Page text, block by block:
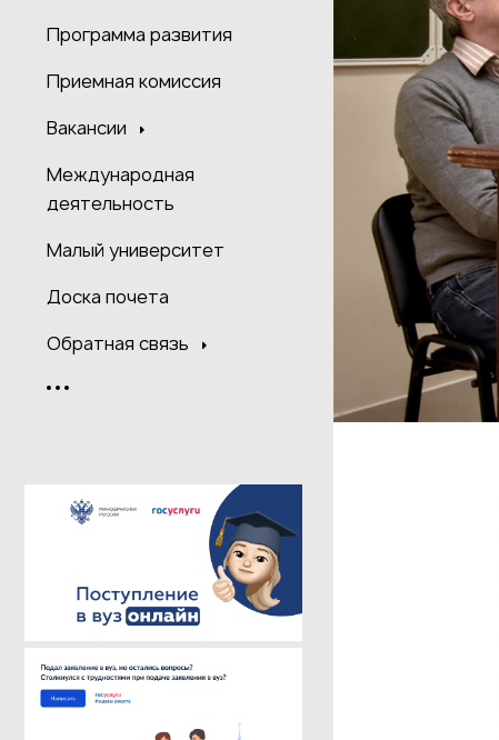
Программа развития
Приемная комиссия
Вакансии
Международная
деятельность
Малый университет
Доска почета
Обратная связь